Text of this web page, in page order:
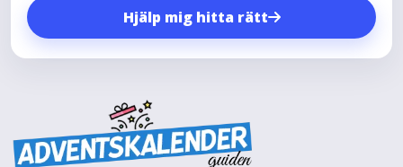
Hjälp mig hitta rätt